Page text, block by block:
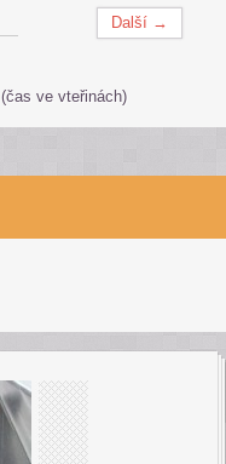
Další →
(čas ve vteřinách)